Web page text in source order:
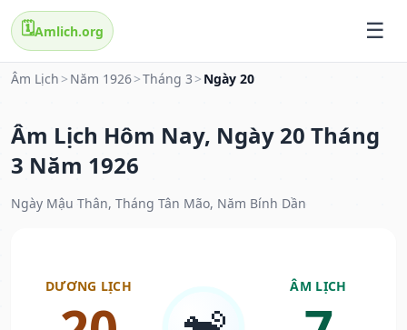
🗓️Amlich.org
Âm Lịch > Năm 1926>Tháng 3 > Ngày 20
Âm Lịch Hôm Nay, Ngày 20 Tháng
3 Năm 1926
Ngày Mậu Thân, Tháng Tân Mão, Năm Bính Dần
DƯƠNG LỊCH ÂM LỊCH